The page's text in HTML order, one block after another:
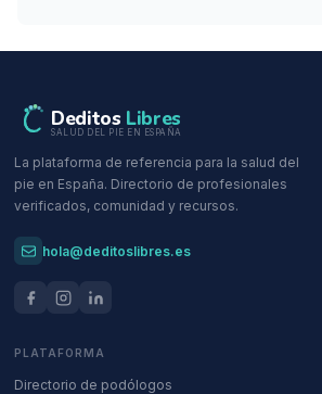
Deditos Libres
SALUD DEL PIE EN ESPAÑA
La plataforma de referencia para la salud del
pie en España. Directorio de profesionales
verificados, comunidad y recursos.
hola@deditoslibres.es
PLATAFORMA
Directorio de podólogos